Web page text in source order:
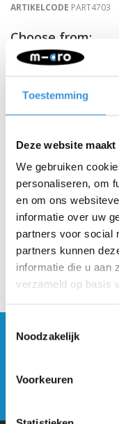
Toestemming
Deze website
We gebruiken
personaliseren, om
en om ons
informatie over uw
partners voor social
partners kunnen
informatie die u aan
verzameld op basis
Noodzakelijk
Voorkeuren
ARTIKELCODE PART4703
Choose from:
Beschrijving
Blijf op de